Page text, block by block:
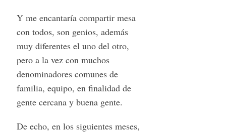
Y me encantaría compartir mesa
con todos, son genios, además
muy diferentes el uno del otro,
pero a la vez con muchos
denominadores comunes de
familia, equipo, en finalidad de
gente cercana y buena gente.
De echo, en los siguientes meses,